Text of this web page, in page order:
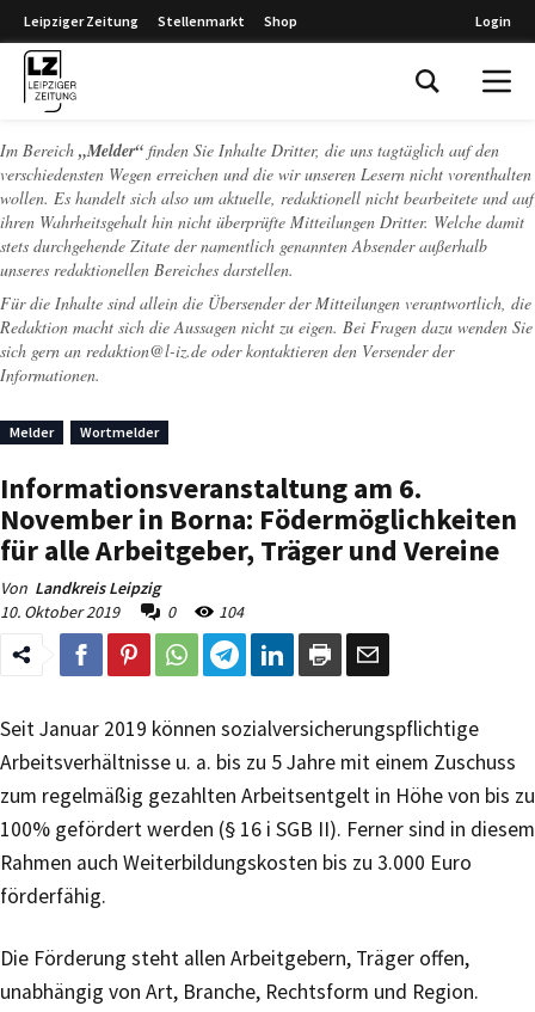
Leipziger Zeitung Stellenmarkt Shop Login
Im Bereich „Melder“ finden Sie Inhalte Dritter, die uns tagtäglich auf den
verschiedensten Wegen erreichen und die wir unseren Lesern nicht vorenthalten
wollen. Es handelt sich also um aktuelle, redaktionell nicht bearbeitete und auf
ihren Wahrheitsgehalt hin nicht überprüfte Mitteilungen Dritter. Welche damit
stets durchgehende Zitate der namentlich genannten Absender außerhalb
unseres redaktionellen Bereiches darstellen.
Für die Inhalte sind allein die Übersender der Mitteilungen verantwortlich, die
Redaktion macht sich die Aussagen nicht zu eigen. Bei Fragen dazu wenden Sie
sich gern an redaktion@l-iz.de oder kontaktieren den Versender der
Informationen.
Melder Wortmelder
Informationsveranstaltung am 6.
November in Borna: Födermöglichkeiten
für alle Arbeitgeber, Träger und Vereine
Von Landkreis Leipzig
10. Oktober 2019
0 104
Seit Januar 2019 können sozialversicherungspflichtige
Arbeitsverhältnisse u. a. bis zu 5 Jahre mit einem Zuschuss
zum regelmäßig gezahlten Arbeitsentgelt in Höhe von bis zu
100% gefördert werden (§ 16 i SGB II). Ferner sind in diesem
Rahmen auch Weiterbildungskosten bis zu 3.000 Euro
förderfähig.
Die Förderung steht allen Arbeitgebern, Träger offen,
unabhängig von Art, Branche, Rechtsform und Region.